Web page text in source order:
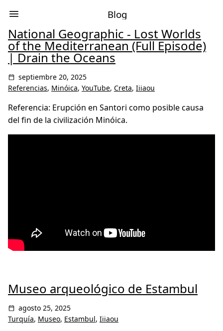
Blog
National Geographic - Lost Worlds
of the Mediterranean (Full Episode)
| Drain the Oceans
septiembre 20, 2025
Referencias, Minóica, YouTube, Creta, Iiiaou
Referencia: Erupción en Santori como posible causa
del fin de la civilización Minóica.
Museo arqueológico de Estambul
agosto 25, 2025
Turquía, Museo, Estambul, Iiiaou